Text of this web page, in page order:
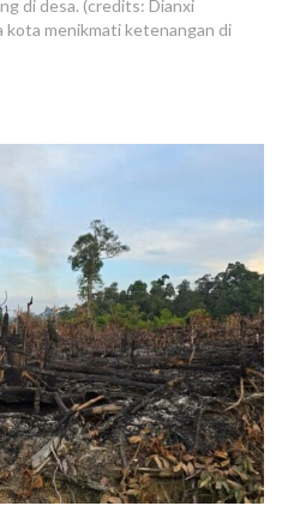
di desa. (credits: Dianxi
kota menikmati ketenangan di